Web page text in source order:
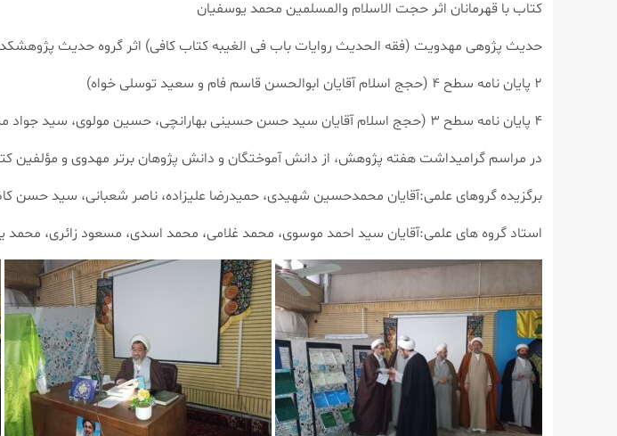
کتاب با قهرمانان اثر حجت الاسلام والمسلمین محمد یوسفیان
حدیث پژوهی مهدویت (فقه الحدیث روایات باب فی الغیبه کتاب کافی) اثر گروه حدیث پژوهشکده
۲ پایان نامه سطح ۴ (حجج اسلام آقایان ابوالحسن قاسم فام و سعید توسلی خواه)
۴ پایان نامه سطح ۳ (حجج اسلام آقایان سید حسن حسینی بهارانچی، حسین مولوی، سید جواد میرصادقی، مصباح بهرامیان)
در مراسم گرامیداشت هفته پژوهش، از دانش آموختگان و دانش پژوهان برتر مهدوی و مؤلفین
برگزیده گروهای علمی:آقایان محمدحسین شهیدی، حمیدرضا علیزاده، ناصر شعبانی، سید حسن
استاد گروه های علمی:آقایان سید احمد موسوی، محمد غلامی، محمد اسدی، مسعود زائری،